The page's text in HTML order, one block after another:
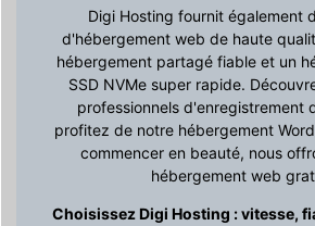
Digi Hosting fournit également
d'hébergement web de haute
hébergement partagé fiable et un
SSD NVMe super rapide.
professionnels d'enregistrement
profitez de notre hébergement
commencer en beauté, nous
hébergement web
Choisissez Digi Hosting : vitesse,